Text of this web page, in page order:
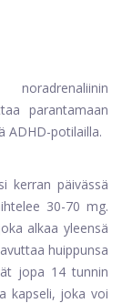
parantamaan
ADHD-potilailla.
kerran päivässä
30-70 mg.
alkaa yleensä
huippunsa
jopa 14 tunnin
kapseli, joka voi